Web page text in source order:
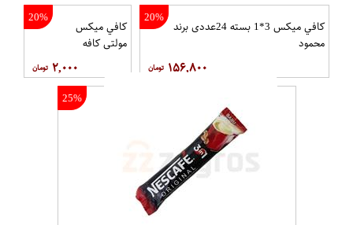
20%
کافي ميکس 3*1 بسته 24عددی برند
محمود
۱۵۶,۸۰۰
20%
کافي ميکس
مولتي کافه
۲,۰۰۰
25%